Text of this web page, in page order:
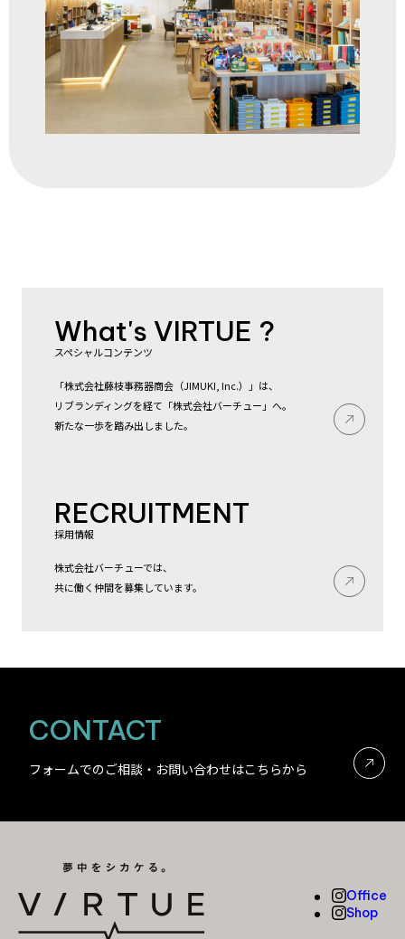
Shop
What's VIRTUE ?
スペシャルコンテンツ
「株式会社藤枝事務器商会（JIMUKI, Inc.）」は、
リブランディングを経て「株式会社バーチュー」へ。
新たな一歩を踏み出しました。
RECRUITMENT
採用情報
株式会社バーチューでは、
共に働く仲間を募集しています。
CONTACT
フォームでのご相談・お問い合わせはこちらから
Office
Shop